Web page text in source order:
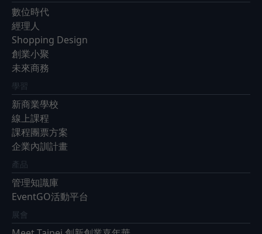
數位時代
經理人
Shopping Design
創業小聚
未來商務
學習
新商業學校
線上課程
課程團票方案
企業內訓計畫
產品
管理知識庫
EventGO活動平台
展會